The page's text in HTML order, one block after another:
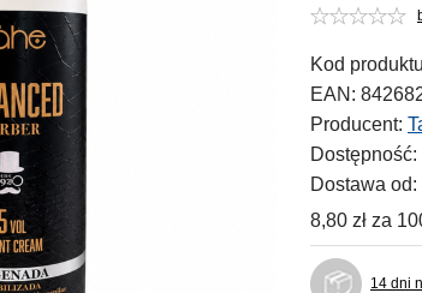
Kod
EAN:
Producent:
Dostępność:
Dostawa od:
8,80 zł za
14 dni